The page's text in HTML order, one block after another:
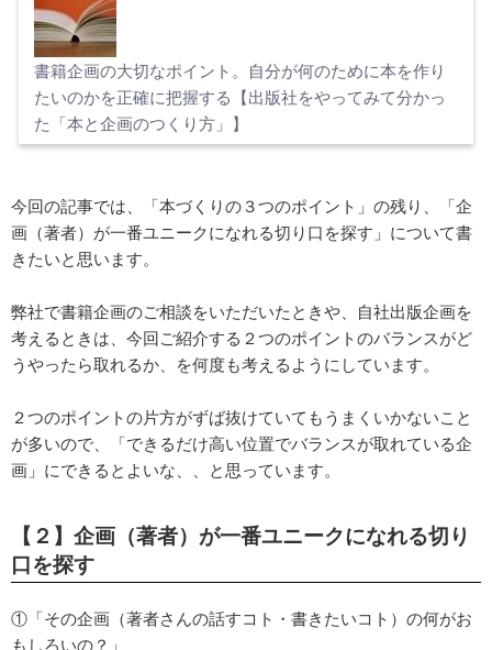
書籍企画の大切なポイント。自分が何のために本を作り
たいのかを正確に把握する【出版社をやってみて分かっ
た「本と企画のつくり方」】
今回の記事では、「本づくりの３つのポイント」の残り、「企
画（著者）が一番ユニークになれる切り口を探す」について書
きたいと思います。
弊社で書籍企画のご相談をいただいたときや、自社出版企画を
考えるときは、今回ご紹介する２つのポイントのバランスがど
うやったら取れるか、を何度も考えるようにしています。
２つのポイントの片方がずば抜けていてもうまくいかないこと
が多いので、「できるだけ高い位置でバランスが取れている企
画」にできるとよいな、、と思っています。
【２】企画（著者）が一番ユニークになれる切り
口を探す
①「その企画（著者さんの話すコト・書きたいコト）の何がお
もしろいの？」